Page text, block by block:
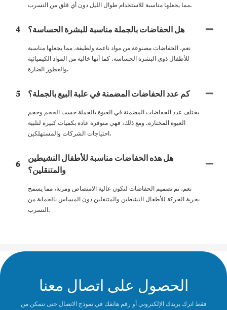
مما يجعلها مناسبة للاستخدام طوال الليل دون أي قلق من التسرب.
4 هل الحفاضات بالجملة مناسبة للبشرة الحساسة؟
نعم، الحفاضات مصنوعة من مواد ناعمة ولطيفة، مما يجعلها مناسبة
للأطفال ذوي البشرة الحساسة. كما أنها خالية من المواد الكيميائية
والعطور الضارة.
5 كم عدد الحفاضات المضمنة في علبة البيع بالجملة؟
يختلف عدد الحفاضات المضمنة في العبوة بالجملة حسب الحجم وحجم
العبوة المختارة. ومع ذلك، فهي متوفرة عادة بكميات كبيرة لتلبية
احتياجات الشركات والمستهلكين.
6
هل هذه الحفاضات مناسبة للأطفال النشيطين
والمتنقلين؟
نعم، تم تصميم الحفاضات لتكون عالية الامتصاص ومرنة، مما يسمح
بحرية الحركة للأطفال النشطين والمتنقلين دون المساس بالحماية من
التسرب.
الحصول على اتصال معنا
فقط اترك بريدك الإلكتروني أو رقم هاتفك في نموذج الاتصال حتى نتمكن من